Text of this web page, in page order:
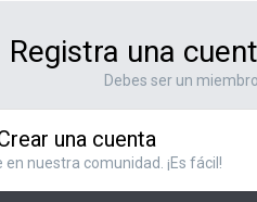
Registra una
Debes ser un
una cuenta
en nuestra comunidad. ¡Es fácil!